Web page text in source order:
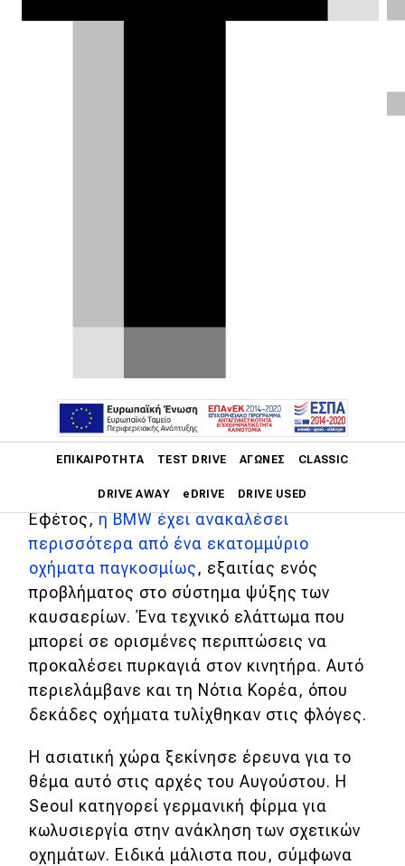
ΕΠΙΚΑΙΡΌΤΗΤΑ TEST DRIVE ΑΓΏΝΕΣ CLASSIC
DRIVE AWAY eDRIVE DRIVE USED
Main navigation
Επικαιρότητα
Νέα μοντέλα
Πρωτότυπα
Ελλάδα
Κόσμος
Ασφάλεια
Αγορά
Απόψεις
Γιάννης Κουτσουφλάκης |24.12.2018
Η Seoul σκοπεύει να επιβάλει
πρόστιμο στην BMW σχεδόν εννέα
εκατομμυρίων ευρώ για την υπόθεση
των αυτοκινήτων της που παίρνουν
Εφέτος,η BMW έχει ανακαλέσει
περισσότερα από ένα εκατομμύριο
οχήματα παγκοσμίως, εξαιτίας ενός
προβλήματος στο σύστημα ψύξης των
καυσαερίων. Ένα τεχνικό ελάττωμα που
μπορεί σε ορισμένες περιπτώσεις να
προκαλέσει πυρκαγιά στον κινητήρα. Αυτό
περιελάμβανε και τη Νότια Κορέα, όπου
δεκάδες οχήματα τυλίχθηκαν στις φλόγες.
Η ασιατική χώρα ξεκίνησε έρευνα για το
θέμα αυτό στις αρχές του Αυγούστου. Η
Seoul κατηγορεί γερμανική φίρμα για
κωλυσιεργία στην ανάκληση των σχετικών
οχημάτων. Ειδικά μάλιστα που, σύμφωνα